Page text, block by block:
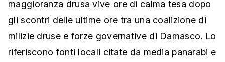
maggioranza drusa vive ore di calma tesa dopo
gli scontri delle ultime ore tra una coalizione di
milizie druse e forze governative di Damasco. Lo
riferiscono fonti locali citate da media panarabi e